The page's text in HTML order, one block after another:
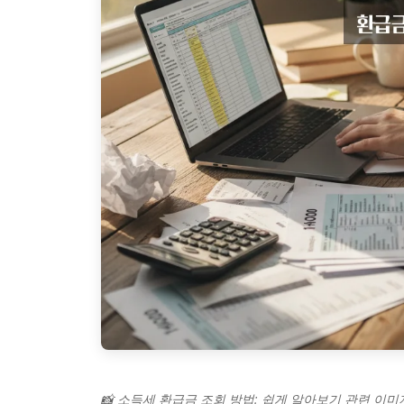
📸 소득세 환급금 조회 방법: 쉽게 알아보기 관련 이미